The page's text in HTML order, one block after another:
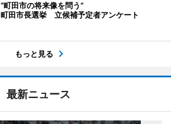
“町田市の将来像を問う”
町田市長選挙 立候補予定者アンケート
もっと見る
最新ニュース